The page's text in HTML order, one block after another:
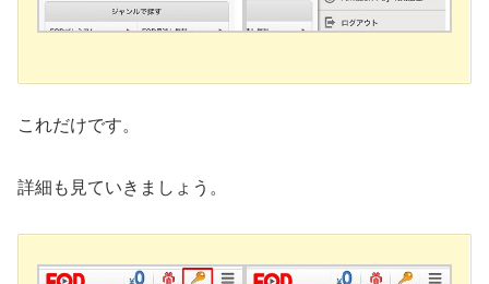
これだけです。
詳細も見ていきましょう。